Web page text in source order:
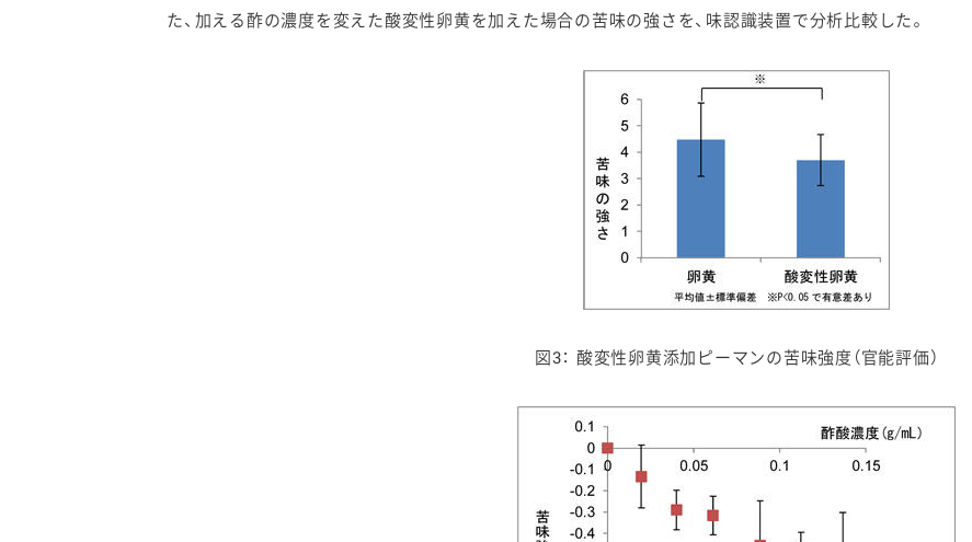
た、加える酢の濃度を変えた酸変性卵黄を加えた場合の苦味の強さを、味認識装置で分析比較した。
図3： 酸変性卵黄添加ピーマンの苦味強度（官能評価）